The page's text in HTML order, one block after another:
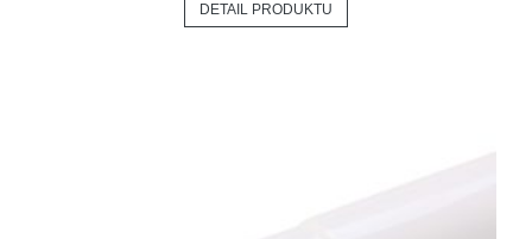
DETAIL PRODUKTU